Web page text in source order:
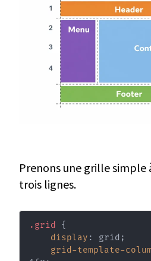
Prenons une grille simple
trois lignes.
.grid
{
display : grid ;
grid-template-